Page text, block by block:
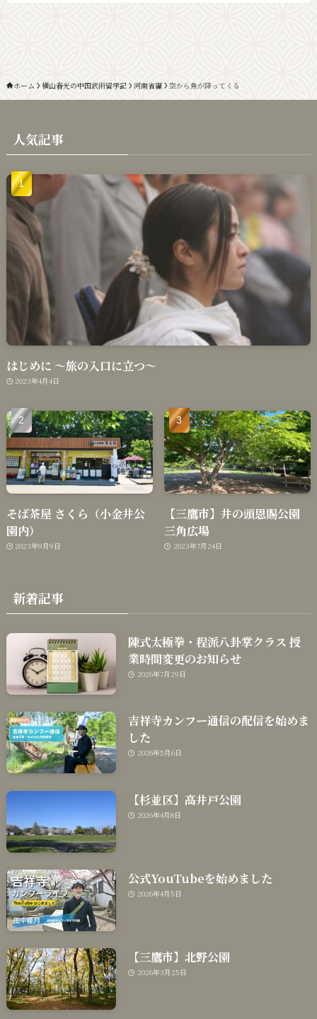
ホーム 横山春光の中国武術留学記 河南省編 空から魚が降ってくる
人気記事
はじめに 〜旅の入口に立つ〜
2023年4月4日
そば茶屋 さくら（小金井公
園内）
2023年9月9日
【三鷹市】井の頭恩賜公園
三角広場
2023年7月24日
新着記事
陳式太極拳・程派八卦掌クラス 授
業時間変更のお知らせ
2026年7月29日
吉祥寺カンフー通信の配信を始めま
した
2026年5月6日
【杉並区】高井戸公園
2026年4月8日
公式YouTubeを始めました
2026年4月5日
【三鷹市】北野公園
2026年3月25日